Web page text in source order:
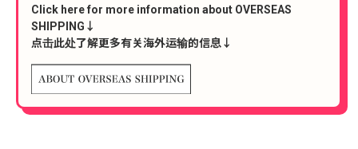
Click here for more information about OVERSEAS
SHIPPING↓
点击此处了解更多有关海外运输的信息↓